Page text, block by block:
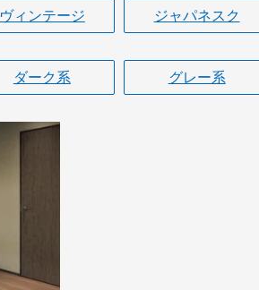
ヴィンテージ ジャパネスク
ダーク系 グレー系